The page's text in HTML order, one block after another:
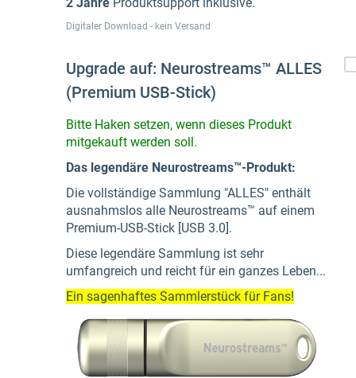
Digitaler Download - kein Versand
Upgrade auf: Neurostreams™ ALLES
(Premium USB-Stick)
Bitte Haken setzen, wenn dieses Produkt
mitgekauft werden soll.
Das legendäre Neurostreams™-Produkt:
Die vollständige Sammlung "ALLES" enthält
ausnahmslos alle Neurostreams™ auf einem
Premium-USB-Stick [USB 3.0].
Diese legendäre Sammlung ist sehr
umfangreich und reicht für ein ganzes Leben...
Ein sagenhaftes Sammlerstück für Fans!